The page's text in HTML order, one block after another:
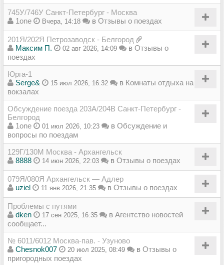
745У/746У Санкт-Петербург - Москва
1one
Вчера, 14:18 в Отзывы о поездах
201Я/202Я Петрозаводск - Белгород
Максим П.
02 авг 2026, 14:09 в Отзывы о
поездах
Юрга-1
Serge&
15 июл 2026, 16:32 в Комнаты отдыха на
вокзалах
Обсуждение поезда 203А/204В Санкт-Петербург -
Белгород
1one
01 июл 2026, 10:23 в Обсуждение и
вопросы по поездам
129Г/130М Москва - Архангельск
8888
14 июн 2026, 22:03 в Отзывы о поездах
079Я/080Я Архангельск — Адлер
uziel
11 янв 2026, 21:35 в Отзывы о поездах
Проблемы с путями
dken
17 сен 2025, 16:35 в Агентство новостей
сообщает...
№ 6011/6012 Москва-пав. - Узуново
Chesnok007
20 июл 2025, 08:49 в Отзывы о
пригородных поездах